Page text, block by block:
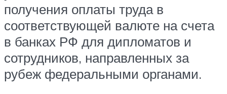
получения оплаты труда в
соответствующей валюте на счета
в банках РФ для дипломатов и
сотрудников, направленных за
рубеж федеральными органами.